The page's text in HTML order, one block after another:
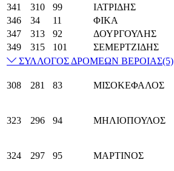
341
310 99 ΙΑΤΡΙΔΗΣ
346
34 11 ΦΙΚΑ
347
313 92 ΔΟΥΡΓΟΥΛΗΣ
349
315 101 ΣΕΜΕΡΤΖΙΔΗΣ
ΣΥΛΛΟΓΟΣ ΔΡΟΜΕΩΝ ΒΕΡΟΙΑΣ(5)
308 281 83 ΜΙΣΟΚΕΦΑΛΟΣ
323 296 94 ΜΗΛΙΟΠΟΥΛΟΣ
324 297 95 ΜΑΡΤΙΝΟΣ